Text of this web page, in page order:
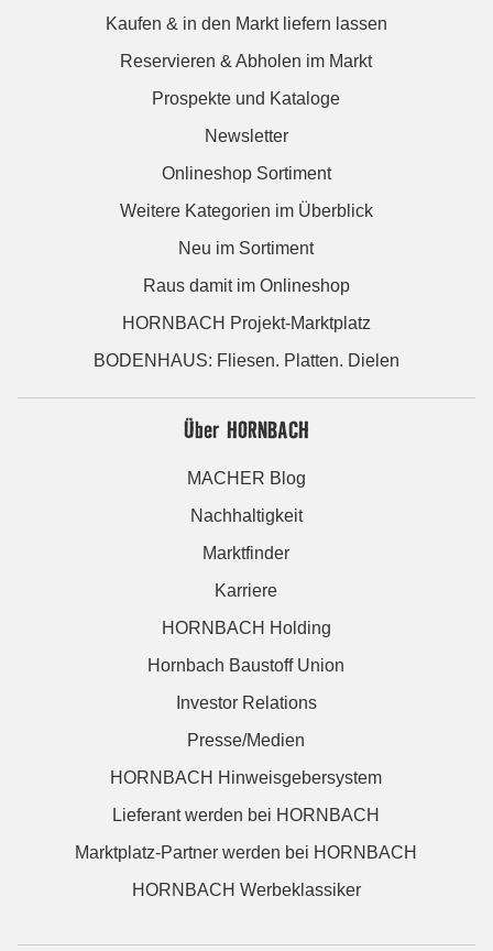
Kaufen & in den Markt liefern lassen
Reservieren & Abholen im Markt
Prospekte und Kataloge
Newsletter
Onlineshop Sortiment
Weitere Kategorien im Überblick
Neu im Sortiment
Raus damit im Onlineshop
HORNBACH Projekt-Marktplatz
BODENHAUS: Fliesen. Platten. Dielen
Über HORNBACH
MACHER Blog
Nachhaltigkeit
Marktfinder
Karriere
HORNBACH Holding
Hornbach Baustoff Union
Investor Relations
Presse/Medien
HORNBACH Hinweisgebersystem
Lieferant werden bei HORNBACH
Marktplatz-Partner werden bei HORNBACH
HORNBACH Werbeklassiker